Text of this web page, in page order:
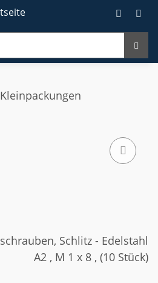
Kleinpackungen